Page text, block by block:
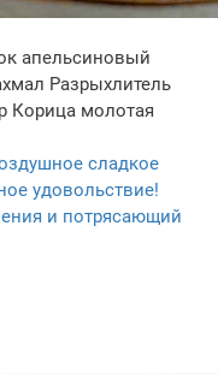
апельсиновый
Разрыхлитель
Корица молотая
сладкое
удовольствие!
и потрясающий